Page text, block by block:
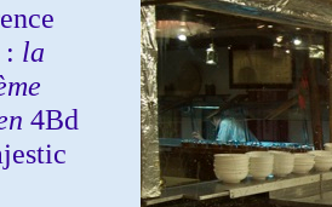
: la
4Bd